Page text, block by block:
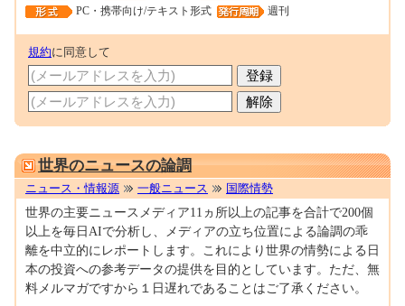
PC・携帯向け/テキスト形式
週刊
規約に同意して
世界のニュースの論調
ニュース・情報源 一般ニュース 国際情勢
世界の主要ニュースメディア11ヵ所以上の記事を合計で200個
以上を毎日AIで分析し、メディアの立ち位置による論調の乖
離を中立的にレポートします。これにより世界の情勢による日
本の投資への参考データの提供を目的としています。ただ、無
料メルマガですから１日遅れであることはご了承ください。